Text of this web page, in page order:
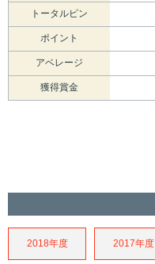
トータルピン
ポイント
アベレージ
獲得賞金
2018年度 2017年度